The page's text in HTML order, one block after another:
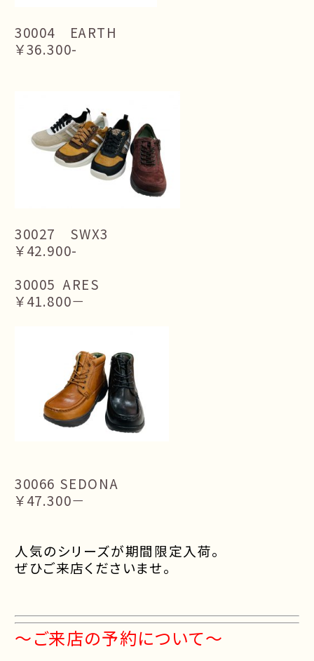
30004 EARTH
￥36.300-
30027 SWX3
￥42.900-
30005 ARES
￥41.800－
30066 SEDONA
￥47.300－
人気のシリーズが期間限定入荷。
ぜひご来店くださいませ。
～ご来店の予約について～